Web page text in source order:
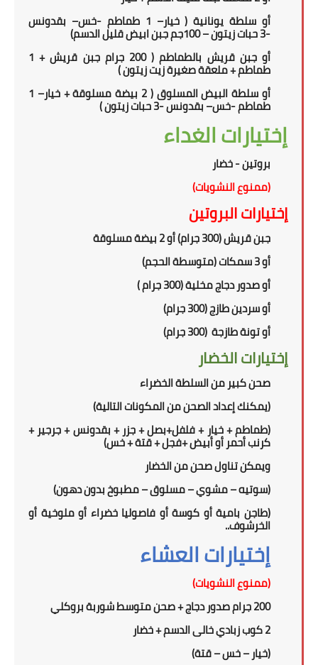
أو سلطة يونانية (خيار– 1 طماطم -خس– بقدونس
-
3حبات زيتون –100جم جبن ابيض قليل الدسم)
أو جبن قريش بالطماطم ( 200 جرام جبن قريش + 1
طماطم + ملعقة صغيرة زيت زيتون )
أو سلطة البيض المسلوق ( 2 بيضة مسلوقة + خيار
–
1
طماطم-خس– بقدونس -3حبات زيتون)
إختيارات الغداء
بروتين - خضار
(ممنوع النشويات)
إختيارات البروتين
جبن قريش (300 جرام) أو 2 بيضة مسلوقة
أو 3 سمكات (متوسطة الحجم)
أوصدور دجاج مخلية (300 جرام )
أو سردين طازج (300 جرام)
أو تونة طازجة (300 جرام)
إختيارات الخضار
صحن كبير من السلطة الخضراء
(يمكنك إعداد الصحن من المكونات التالية)
(طماطم + خيار + فلفل+بصل + جزر + بقدونس + جرجير +
كرنب أحمر أو أبيض +فجل + قتة + خس)
ويمكن تناولصحنمن الخضار
(سوتيه – مشوي – مسلوق – مطبوخ بدون دهون)
(طاجن بامية أو كوسة أو فاصوليا خضراء أو ملوخية أو
الخرشوف..
إختيارات العشاء
(ممنوع النشويات)
200 جرام صدور دجاج + صحن متوسط شوربة بروكلي
2كوب زبادي خالى الدسم+خضار
(خيار – خس – قتة)